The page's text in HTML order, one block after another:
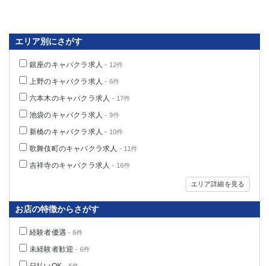
エリア別にさがす
銀座のキャバクラ求人- 12件
上野のキャバクラ求人- 6件
六本木のキャバクラ求人- 17件
池袋のキャバクラ求人- 9件
新橋のキャバクラ求人- 10件
歌舞伎町のキャバクラ求人 - 11件
吉祥寺のキャバクラ求人- 16件
エリア詳細を見る
お店の特徴からさがす
経験者優遇 - 6件
未経験者歓迎 - 6件